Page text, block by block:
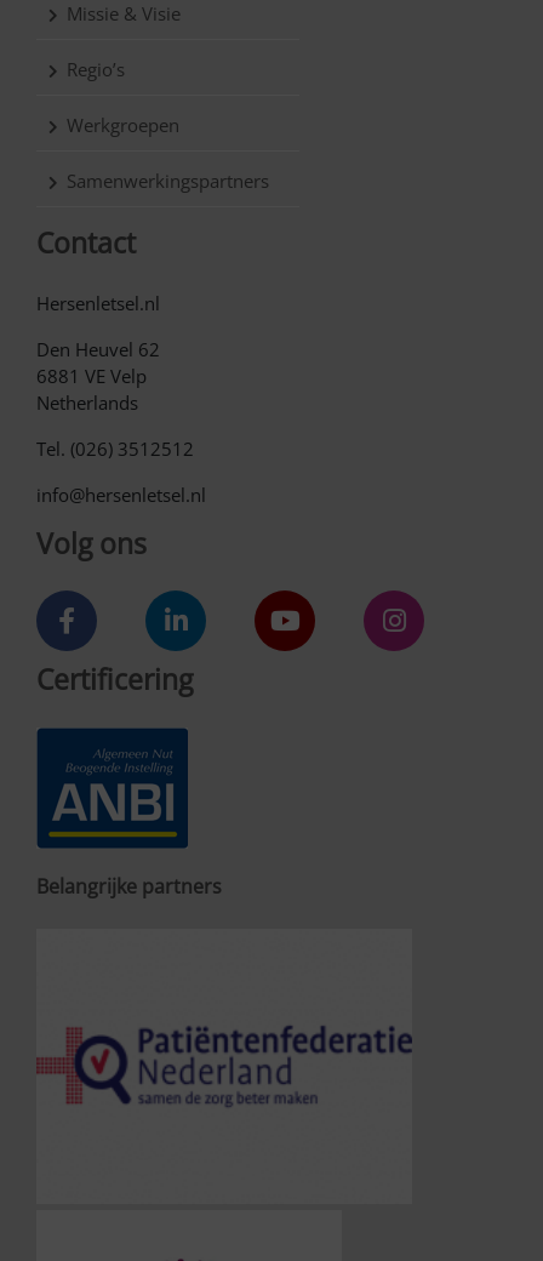
Missie & Visie
Regio’s
Werkgroepen
Samenwerkingspartners
Contact
Hersenletsel.nl
Den Heuvel 62
6881 VE Velp
Netherlands
Tel. (026) 3512512
info@hersenletsel.nl
Volg ons
Certificering
Belangrijke partners